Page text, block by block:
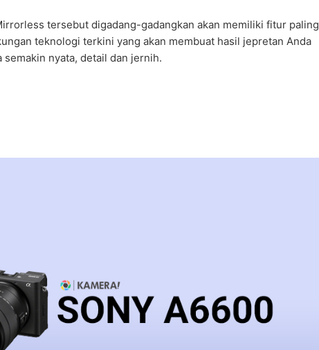
tersebut digadang-gadangkan akan memiliki fitur paling
teknologi terkini yang akan membuat hasil jepretan Anda
nyata, detail dan jernih.